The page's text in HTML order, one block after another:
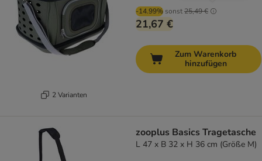
2 Varianten
-14.99% sonst25,49 €
21,67 €
Zum Warenkorb
hinzufügen
zooplus Basics Tragetasche
L 47 x B 32 x H 36 cm (Größe M)